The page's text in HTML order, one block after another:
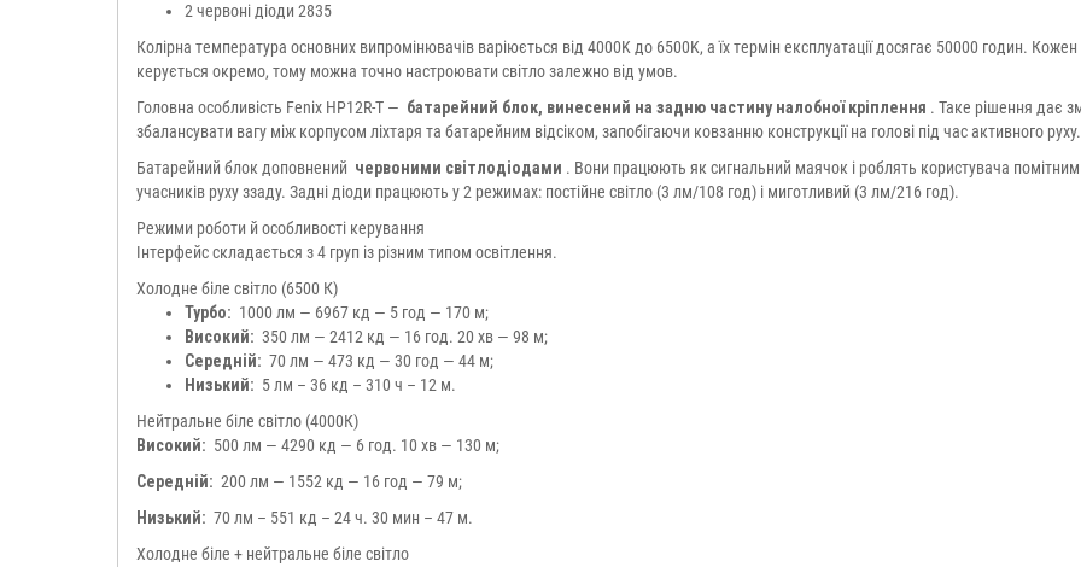
2 червоні діоди 2835
Колірна температура основних випромінювачів варіюється від 4000K до 6500K, а їх термін експлуатації досягає 50000 годин. Кожен
керується окремо, тому можна точно настроювати світло залежно від умов.
Головна особливість Fenix HP12R-T — батарейний блок, винесений на задню частину налобної кріплення . Таке рішення дає
збалансувати вагу між корпусом ліхтаря та батарейним відсіком, запобігаючи ковзанню конструкції на голові під час активного руху.
Батарейний блок доповнений червоними світлодіодами . Вони працюють як сигнальний маячок і роблять користувача
учасників руху ззаду. Задні діоди працюють у 2 режимах: постійне світло (3 лм/108 год) і миготливий (3 лм/216 год).
Режими роботи й особливості керування
Інтерфейс складається з 4 груп із різним типом освітлення.
Холодне біле світло (6500 К)
Турбо: 1000 лм — 6967 кд — 5 год — 170 м;
Високий: 350 лм — 2412 кд — 16 год. 20 хв — 98 м;
Середній: 70 лм — 473 кд — 30 год — 44 м;
Низький: 5 лм – 36 кд – 310 ч – 12 м.
Нейтральне біле світло (4000К)
Високий: 500 лм — 4290 кд — 6 год. 10 хв — 130 м;
Середній: 200 лм — 1552 кд — 16 год — 79 м;
Низький: 70 лм – 551 кд – 24 ч. 30 мин – 47 м.
Холодне біле + нейтральне біле світло